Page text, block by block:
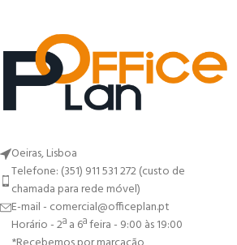
Oeiras, Lisboa
Telefone: (351) 911 531 272 (custo de
chamada para rede móvel)
E-mail - comercial@officeplan.pt
Horário - 2ª a 6ª feira - 9:00 às 19:00